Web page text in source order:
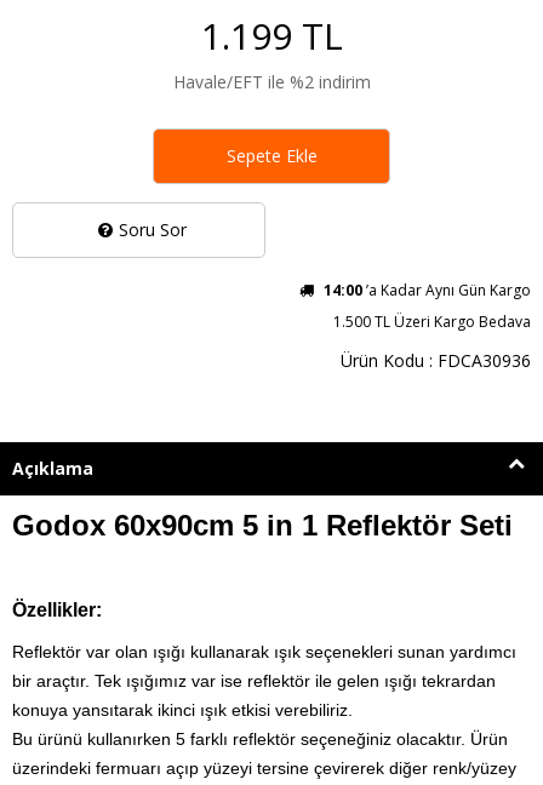
Soru Sor
1.199 TL
Havale/EFT ile %2 indirim
14:00’a Kadar Aynı Gün Kargo
1.500 TL Üzeri Kargo Bedava
Ürün Kodu : FDCA30936
Sepete Ekle
Açıklama
Godox 60x90cm 5 in 1 Reflektör Seti
Özellikler:
Reflektör var olan ışığı kullanarak ışık seçenekleri sunan yardımcı
bir araçtır. Tek ışığımız var ise reflektör ile gelen ışığı tekrardan
konuya yansıtarak ikinci ışık etkisi verebiliriz.
Bu ürünü kullanırken 5 farklı reflektör seçeneğiniz olacaktır. Ürün
üzerindeki fermuarı açıp yüzeyi tersine çevirerek diğer renk/yüzey